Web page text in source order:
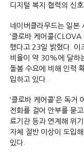
디지털 복지 협력의 신
네이버클라우드는 일본
‘클로바 케어콜
했다고 23일 밝혔다. 이
비율이 약 30%에 달하
돌봄 수요에 비해 인력
입하고 있다.
‘클로바 케어콜’은 독거
전화를 걸어 안부를 묻
료기관 등과 연계해 위
자체 절반 이상이 도입
있다.